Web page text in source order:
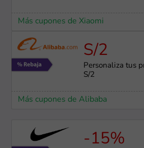
Más cupones de Xiaomi
S/2
Personaliza tus
S/2
Más cupones de Alibaba
-15%